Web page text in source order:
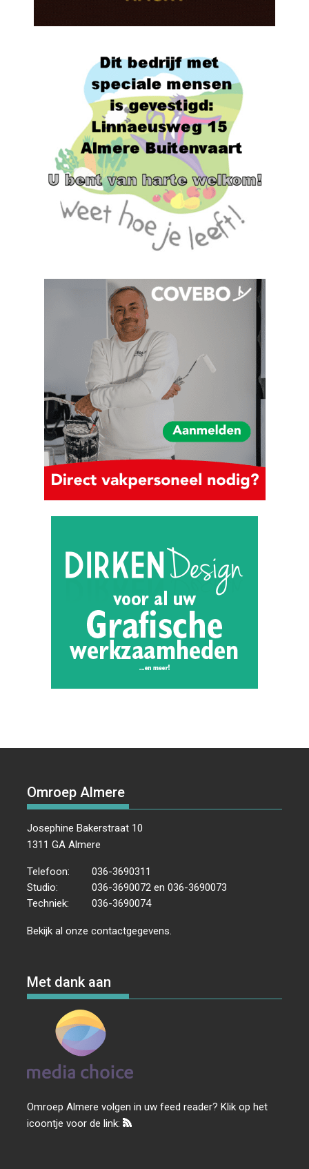
Omroep Almere
Josephine Bakerstraat 10
1311 GA Almere
Telefoon:
036-3690311
Studio:
036-3690072 en 036-3690073
Techniek:
036-3690074
Bekijk al onzecontactgegevens.
Met dank aan
Omroep Almere volgen in uw feed reader? Klik op het
icoontje voor de link: